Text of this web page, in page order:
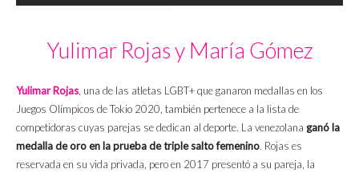
Yulimar Rojas y María Gómez
Yulimar Rojas , una de las atletas LGBT+ que ganaron medallas en los
Juegos Olímpicos de Tokio 2020, también pertenece a la lista de
competidoras cuyas parejas se dedican al deporte. La venezolana ganó la
medalla de oro en la prueba de triple salto femenino. Rojas es
reservada en su vida privada, pero en 2017 presentó a su pareja, la